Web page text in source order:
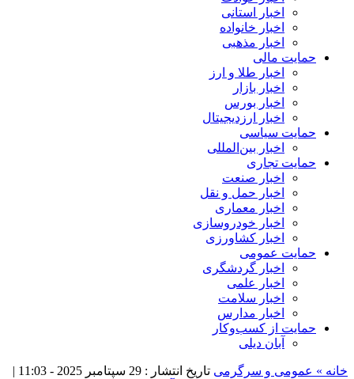
اخبار استانی
اخبار خانواده
اخبار مذهبی
حمایت مالی
اخبار طلا و ارز
اخبار بازار
اخبار بورس
اخبار ارزدیجیتال
حمایت سیاسی
اخبار بین‌المللی
حمایت تجاری
اخبار صنعت
اخبار حمل و نقل
اخبار معماری
اخبار خودروسازی
اخبار کشاورزی
حمایت عمومی
اخبار گردشگری
اخبار علمی
اخبار سلامت
اخبار مدارس
حمایت از کسب‌وکار
آبان دیلی
خانه » عمومی و سرگرمی تاریخ انتشار : 29 سپتامبر 2025 - 11:03 |